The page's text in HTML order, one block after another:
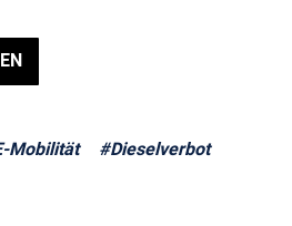
Mobilität #Dieselverbot